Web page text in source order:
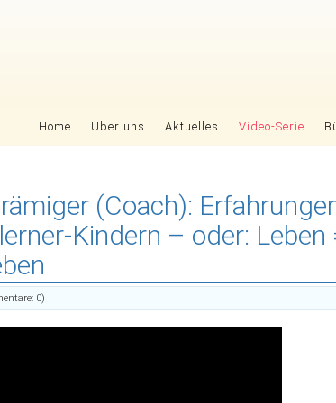
Home
Über uns Aktuelles Video-Serie
(Coach):
Kindern – oder: Leben
0)